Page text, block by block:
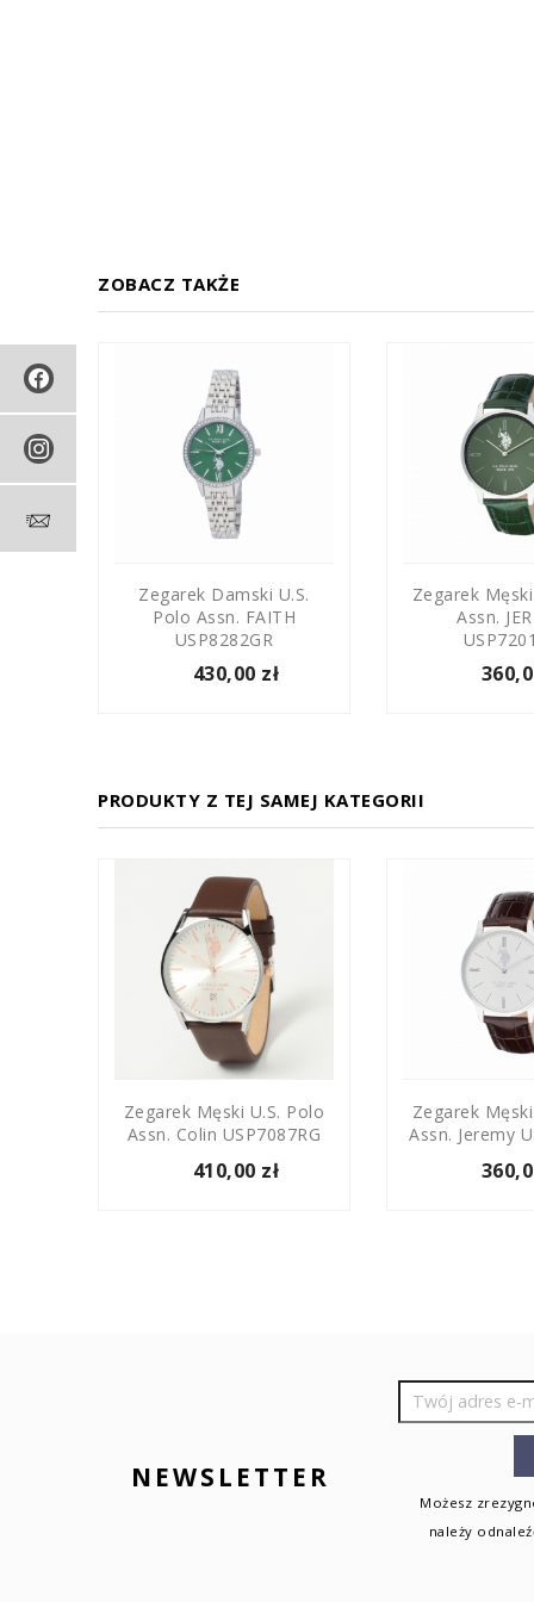
ZOBACZ TAKŻE
Zegarek Damski U.S.
Polo Assn. FAITH
USP8282GR
430,00 zł
Zegarek
Assn.
PRODUKTY Z TEJ SAMEJ KATEGORII
Zegarek Męski U.S. Polo
Assn. Colin USP7087RG
410,00 zł
Zegarek
Assn. Jeremy
NEWSLETTER
Możesz
należy